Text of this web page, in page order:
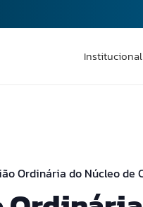
Institucional
Ordinária do Núcleo de